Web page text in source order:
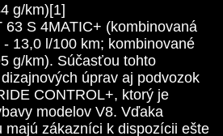
g/km)[1]
63 S 4MATIC+ (kombinovaná
13,0 l/100 km; kombinované
g/km). Súčasťou tohto
úprav aj podvozok
CONTROL+, ktorý je
modelov V8. Vďaka
majú zákazníci k dispozícii ešte